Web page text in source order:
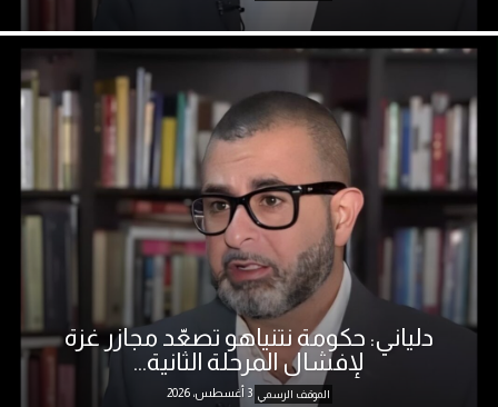
دلياني: حكومة نتنياهو تصعّد مجازر غزة
لإفشال المرحلة الثانية...
الموقف الرسمي 3 أغسطس، 2026